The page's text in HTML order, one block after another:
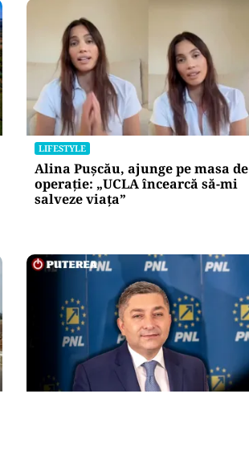
LIFESTYLE
Alina Pușcău, ajunge pe masa de
operație: „UCLA încearcă să-mi
salveze viața”